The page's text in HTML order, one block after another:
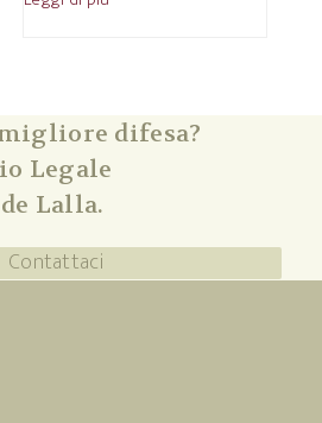
difesa?
Legale
Lalla.
Contattaci